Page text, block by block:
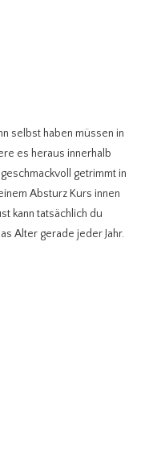
selbst haben müssen in
es heraus innerhalb
getrimmt in
Absturz Kurs innen
kann tatsächlich du
Alter gerade jeder Jahr.